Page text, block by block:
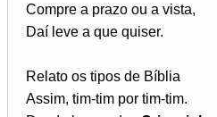
Compre a prazo ou a vista,
Daí leve a que quiser.
Relato os tipos de Bíblia
Assim, tim-tim por tim-tim.